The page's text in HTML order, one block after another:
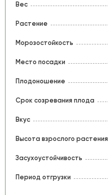
Вес
Растение
Морозостойкость
Место посадки
Плодоношение
Срок созревания плода
Вкус
Высота взрослого растения
Засухоустойчивость
Период отгрузки